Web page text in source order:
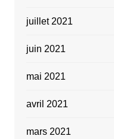
juillet 2021
juin 2021
mai 2021
avril 2021
mars 2021